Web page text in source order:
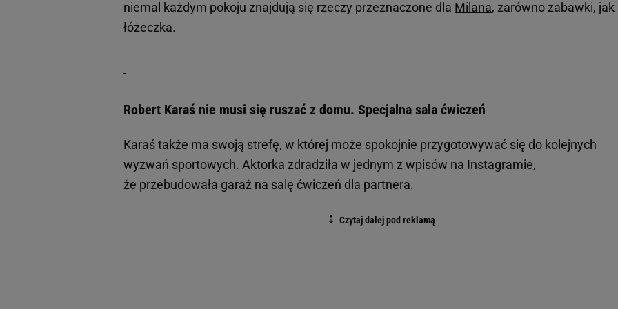
niemal każdym pokoju znajdują się rzeczy przeznaczone dla Milana, zarówno zabawki, jak
łóżeczka.
Robert Karaś nie musi się ruszać z domu. Specjalna sala ćwiczeń
Karaś także ma swoją strefę, w której może spokojnie przygotowywać się do kolejnych
wyzwań sportowych. Aktorka zdradziła w jednym z wpisów na Instagramie,
że przebudowała garaż na salę ćwiczeń dla partnera.